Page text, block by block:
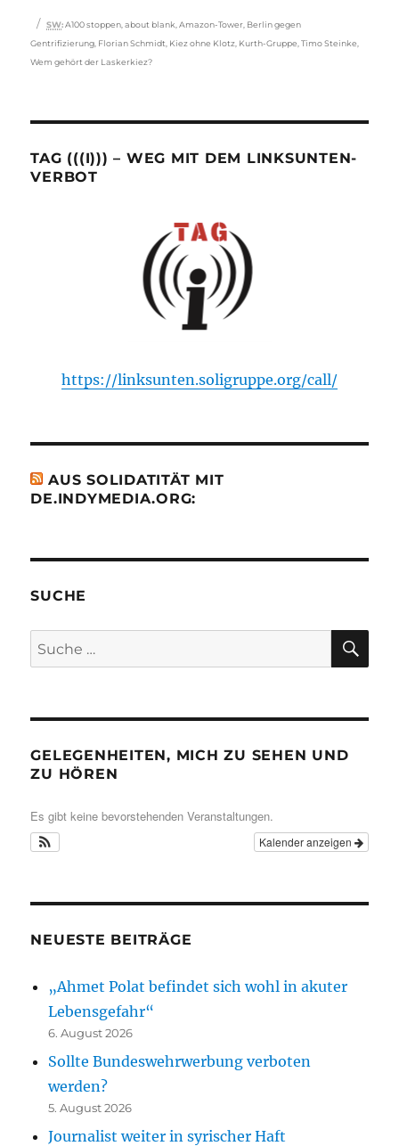
Schlagwörter
SW: A100 stoppen ,about blank ,Amazon-Tower Berlin gegen
Gentrifizierung Florian Schmidt Kiez ohne Klotz Kurth-Gruppe ,Timo Steinke
Wem gehört der Laskerkiez?
TAG (((I))) – WEG MIT DEM LINKSUNTEN-
VERBOT
https://linksunten.soligruppe.org/call/
AUS SOLIDATITÄT MIT
DE.INDYMEDIA.ORG:
SUCHE
Suche
nach:
GELEGENHEITEN, MICH ZU SEHEN UND
ZU HÖREN
Es gibt keine bevorstehenden Veranstaltungen.
Kalender anzeigen
NEUESTE BEITRÄGE
„Ahmet Polat befindet sich wohl in akuter
Lebensgefahr“
6. August 2026
Sollte Bundeswehrwerbung verboten
werden?
5. August 2026
Journalist weiter in syrischer Haft